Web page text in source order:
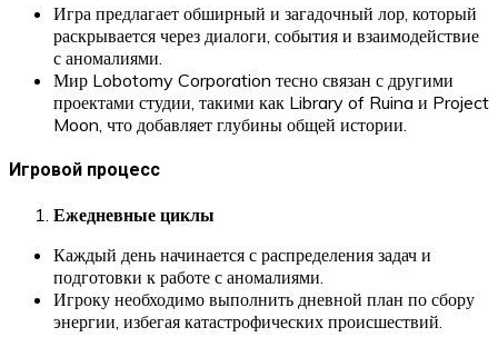
Игра предлагает обширный и загадочный лор, который
раскрывается через диалоги, события и взаимодействие
с аномалиями.
Мир Lobotomy Corporation тесно связан с другими
проектами студии, такими как Library of Ruina и Project
Moon, что добавляет глубины общей истории.
Игровой процесс
Ежедневные циклы
Каждый день начинается с распределения задач и
подготовки к работе с аномалиями.
Игроку необходимо выполнить дневной план по сбору
энергии, избегая катастрофических происшествий.